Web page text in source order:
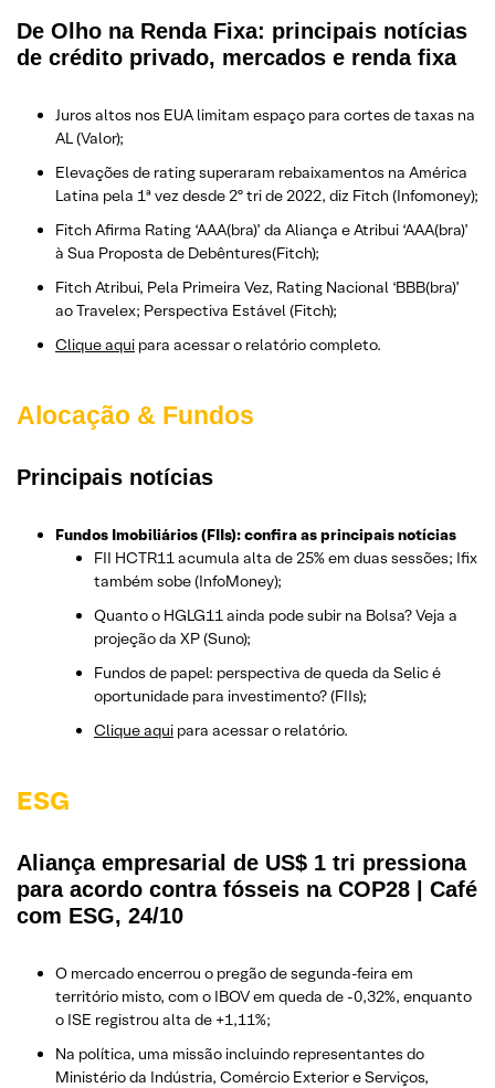
De Olho na Renda Fixa: principais notícias
de crédito privado, mercados e renda fixa
Juros altos nos EUA limitam espaço para cortes de taxas na
AL (Valor);
Elevações de rating superaram rebaixamentos na América
Latina pela 1ª vez desde 2º tri de 2022, diz Fitch (Infomoney);
Fitch Afirma Rating ‘AAA(bra)’ da Aliança e Atribui ‘AAA(bra)’
à Sua Proposta de Debêntures(Fitch);
Fitch Atribui, Pela Primeira Vez, Rating Nacional ‘BBB(bra)’
ao Travelex; Perspectiva Estável (Fitch);
Clique aqui para acessar o relatório completo.
Alocação & Fundos
Principais notícias
Fundos Imobiliários (FIIs): confira as principais notícias
FII HCTR11 acumula alta de 25% em duas sessões; Ifix
também sobe (InfoMoney);
Quanto o HGLG11 ainda pode subir na Bolsa? Veja a
projeção da XP (Suno);
Fundos de papel: perspectiva de queda da Selic é
oportunidade para investimento? (FIIs);
Clique aqui para acessar o relatório.
ESG
Aliança empresarial de US$ 1 tri pressiona
para acordo contra fósseis na COP28 | Café
com ESG, 24/10
O mercado encerrou o pregão de segunda-feira em
território misto, com o IBOV em queda de -0,32%, enquanto
o ISE registrou alta de +1,11%;
Na política, uma missão incluindo representantes do
Ministério da Indústria, Comércio Exterior e Serviços,